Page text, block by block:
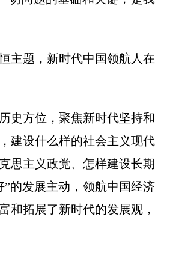
主题，新时代中国领航人在
史方位，聚焦新时代坚持和
建设什么样的社会主义现代
思主义政党、怎样建设长期
的发展主动，领航中国经济
和拓展了新时代的发展观，